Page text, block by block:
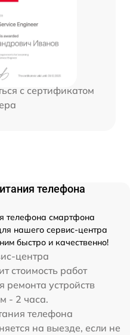
с сертификатом
телефона
телефона смартфона
нашего сервис-центра
быстро и качественно!
центра
стоимость работ
устройств
- 2 часа.
телефона
на выезде, если не